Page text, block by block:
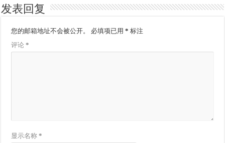
发表回复
您的邮箱地址不会被公开。 必填项已用* 标注
评论*
显示名称*